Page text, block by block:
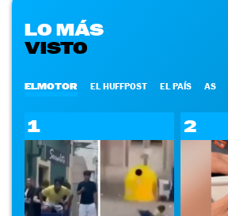
LO MÁS
VISTO
ELMOTOR EL HUFFPOST EL PAÍS AS
1 2